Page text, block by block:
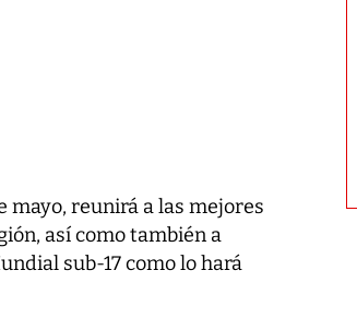
mayo, reunirá a las mejores
así como también a
sub-17 como lo hará